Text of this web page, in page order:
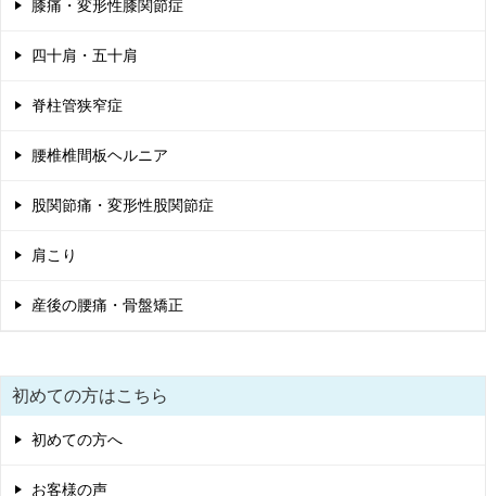
膝痛・変形性膝関節症
四十肩・五十肩
脊柱管狭窄症
腰椎椎間板ヘルニア
股関節痛・変形性股関節症
肩こり
産後の腰痛・骨盤矯正
初めての方はこちら
初めての方へ
お客様の声